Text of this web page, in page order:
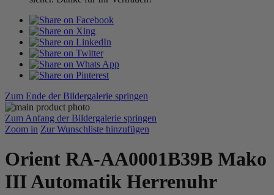
Zum Ende der Bildergalerie springen
Zum Anfang der Bildergalerie springen
Zoom in Zur Wunschliste hinzufügen
Orient RA-AA0001B39B Mako
III Automatik Herrenuhr